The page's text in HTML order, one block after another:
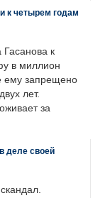
к четырем годам
Гасанова к
в миллион
ему запрещено
лет.
за
деле своей